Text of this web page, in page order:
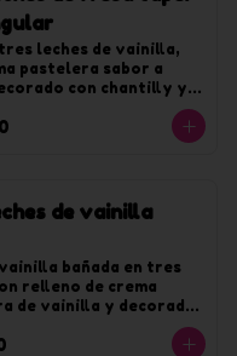
tres leches de vainilla,
pastelera sabor a
con chantilly y
de vainilla
vainilla bañada en tres
relleno de crema
de vainilla y decorado
de vainilla. Para 10